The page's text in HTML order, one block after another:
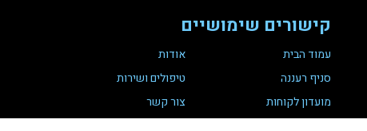
קישורים שימושיים
עמוד הבית
אודות
סניף רעננה
טיפולים ושירות
מועדון לקוחות
צור קשר